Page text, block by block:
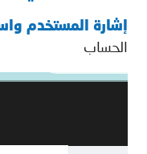
إشارة المستخدم
الحساب